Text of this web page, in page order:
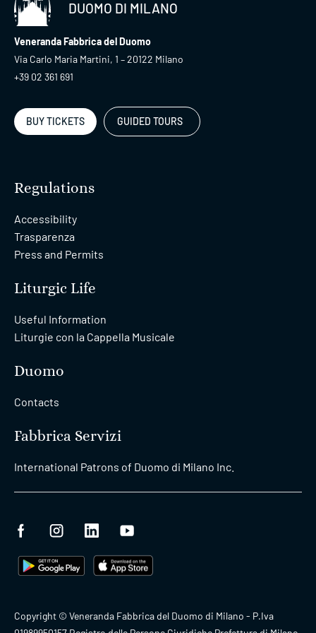
DUOMO DI MILANO
Veneranda Fabbrica del Duomo
Via Carlo Maria Martini, 1 – 20122 Milano
+39 02 361 691
BUY TICKETS GUIDED TOURS
Regulations
Accessibility
Trasparenza
Press and Permits
Liturgic Life
Useful Information
Liturgie con la Cappella Musicale
Duomo
Contacts
Fabbrica Servizi
International Patrons of Duomo di Milano Inc.
Copyright © Veneranda Fabbrica del Duomo di Milano - P.Iva